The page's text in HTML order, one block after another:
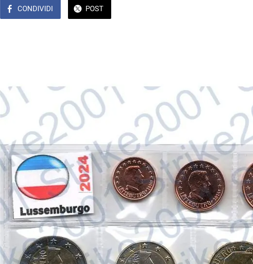
CONDIVIDI POST